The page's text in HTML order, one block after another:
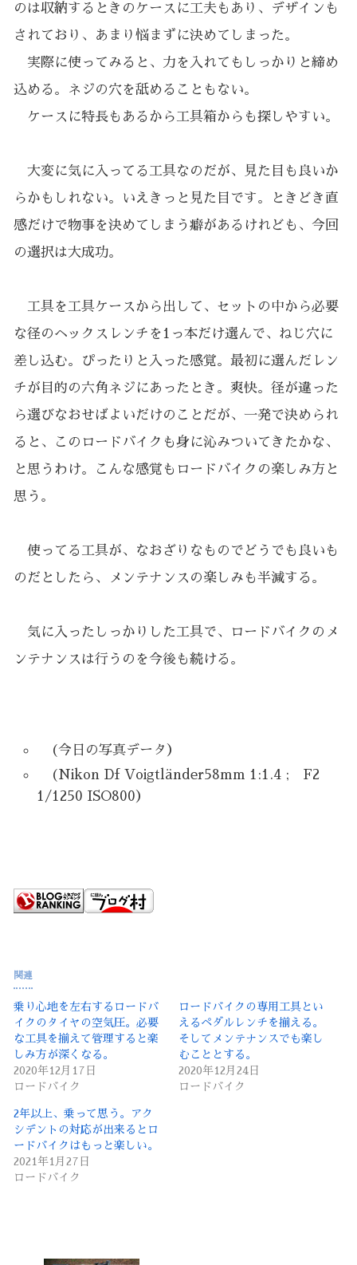
のは収納するときのケースに工夫もあり、デザインも
されており、あまり悩まずに決めてしまった。
実際に使ってみると、力を入れてもしっかりと締め
込める。ネジの穴を舐めることもない。
ケースに特長もあるから工具箱からも探しやすい。
大変に気に入ってる工具なのだが、見た目も良いか
らかもしれない。いえきっと見た目です。ときどき直
感だけで物事を決めてしまう癖があるけれども、今回
の選択は大成功。
工具を工具ケースから出して、セットの中から必要
な径のヘックスレンチを1っ本だけ選んで、ねじ穴に
差し込む。ぴったりと入った感覚。最初に選んだレン
チが目的の六角ネジにあったとき。爽快。径が違った
ら選びなおせばよいだけのことだが、一発で決められ
ると、このロードバイクも身に沁みついてきたかな、
と思うわけ。こんな感覚もロードバイクの楽しみ方と
思う。
使ってる工具が、なおざりなものでどうでも良いも
のだとしたら、メンテナンスの楽しみも半減する。
気に入ったしっかりした工具で、ロードバイクのメ
ンテナンスは行うのを今後も続ける。
(今日の写真データ）
(Nikon Df Voigtländer58mm 1:1.4 ; F2
1/1250 ISO800）
関連
乗り心地を左右するロードバ
イクのタイヤの空気圧。必要
な工具を揃えて管理すると楽
しみ方が深くなる。
2020年12月17日
ロードバイク
ロードバイクの専用工具とい
えるペダルレンチを揃える。
そしてメンテナンスでも楽し
むこととする。
2020年12月24日
ロードバイク
2年以上、乗って思う。アク
シデントの対応が出来るとロ
ードバイクはもっと楽しい。
2021年1月27日
ロードバイク